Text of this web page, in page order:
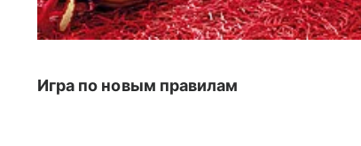
Игра по новым правилам